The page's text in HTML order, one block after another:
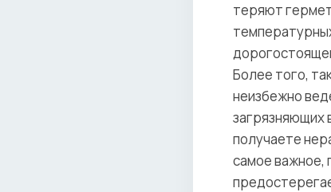
теряют
Более того,
неизбежно
загрязняющих
получаете
самое